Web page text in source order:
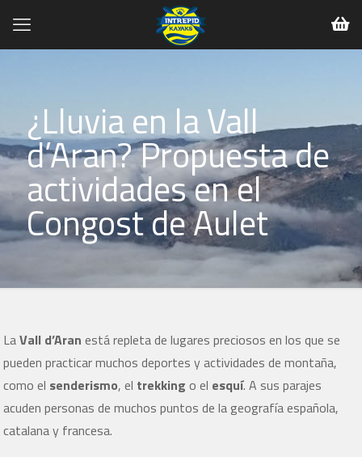
¿Lluvia en la Vall
d’Aran? Propuesta de
actividades en el
Congost de Aulet
LaVall d’Aranestá repleta de lugares preciosos en los que se
pueden practicar muchos deportes y actividades de montaña,
como el senderismo, el trekkingo el esquí. A sus parajes
acuden personas de muchos puntos de la geografía española,
catalana y francesa.